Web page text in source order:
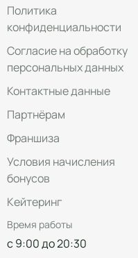
Политика
конфиденциальности
Согласие на обработку
персональных данных
Контактные данные
Партнёрам
Франшиза
Условия начисления
бонусов
Кейтеринг
Время работы
с 9:00 до 20:30